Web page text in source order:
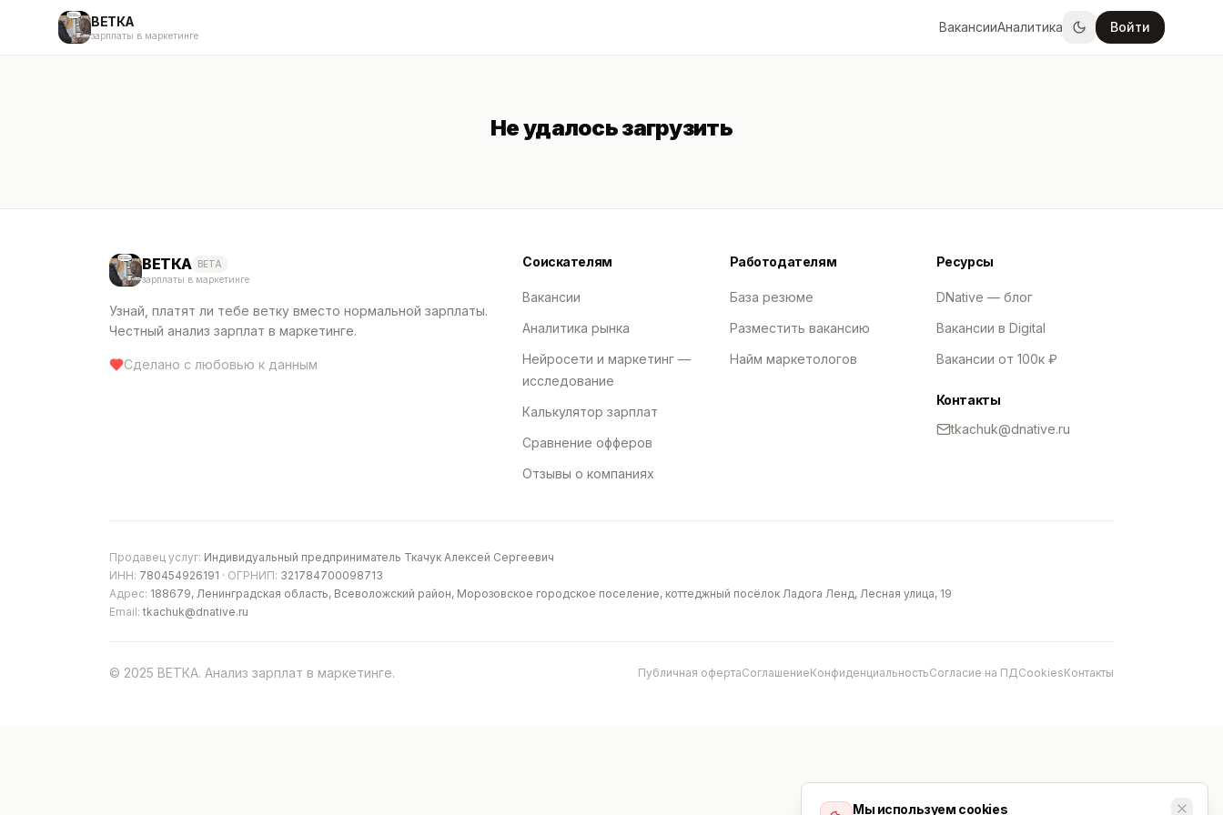
Мы используем cookies
ВЕТКА
зарплаты в маркетинге
ВакансииАналитика Войти
Не удалось загрузить
ВЕТКА BETA
зарплаты в маркетинге
Узнай, платят ли тебе ветку вместо нормальной зарплаты.
Честный анализ зарплат в маркетинге.
Сделано с любовью к данным
Соискателям
Вакансии
Аналитика рынка
Нейросети и маркетинг —
исследование
Калькулятор зарплат
Сравнение офферов
Отзывы о компаниях
Работодателям
База резюме
Разместить вакансию
Найм маркетологов
Ресурсы
DNative — блог
Вакансии в Digital
Вакансии от 100к ₽
Контакты
tkachuk@dnative.ru
Продавец услуг: Индивидуальный предприниматель Ткачук Алексей Сергеевич
ИНН: 780454926191 · ОГРНИП: 321784700098713
Адрес: 188679, Ленинградская область, Всеволожский район, Морозовское городское поселение, коттеджный посёлок Ладога Ленд, Лесная улица, 19
Email: tkachuk@dnative.ru
© 2025 ВЕТКА. Анализ зарплат в маркетинге. Публичная офертаСоглашениеКонфиденциальностьСогласие на ПДCookiesКонтакты